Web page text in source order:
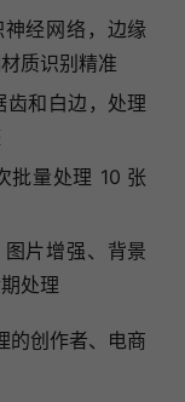
经网络，边缘
质识别精准
齿和白边，处理
批量处理 10 张
片增强、背景
处理
的创作者、电商